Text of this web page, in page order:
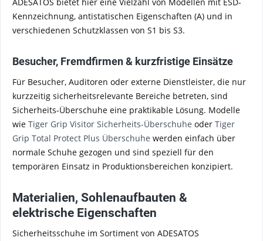
Kennzeichnung, antistatischen Eigenschaften (A) und in
verschiedenen Schutzklassen von S1 bis S3.
Besucher, Fremdfirmen & kurzfristige Einsätze
Für Besucher, Auditoren oder externe Dienstleister, die nur
kurzzeitig sicherheitsrelevante Bereiche betreten, sind
Sicherheits-Überschuhe eine praktikable Lösung. Modelle
wie Tiger Grip Visitor Sicherheits-Überschuhe oder Tiger
Grip Total Protect Plus Überschuhe werden einfach über
normale Schuhe gezogen und sind speziell für den
temporären Einsatz in Produktionsbereichen konzipiert.
Materialien, Sohlenaufbauten &
elektrische Eigenschaften
Sicherheitsschuhe im Sortiment von ADESATOS